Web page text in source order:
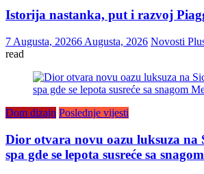
Istorija nastanka, put i razvoj
7 Augusta, 20266 Augusta, 2026 Novosti
read
Dom dizajn Poslednje vijesti
Dior otvara novu oazu luksuza na
spa gde se lepota susreće sa